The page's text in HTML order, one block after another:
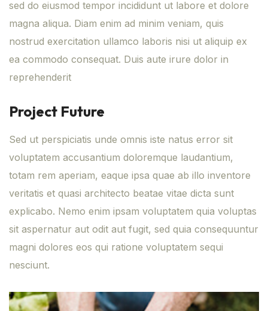
sed do eiusmod tempor incididunt ut labore et dolore
magna aliqua. Diam enim ad minim veniam, quis
nostrud exercitation ullamco laboris nisi ut aliquip ex
ea commodo consequat. Duis aute irure dolor in
reprehenderit
Project Future
Sed ut perspiciatis unde omnis iste natus error sit
voluptatem accusantium doloremque laudantium,
totam rem aperiam, eaque ipsa quae ab illo inventore
veritatis et quasi architecto beatae vitae dicta sunt
explicabo. Nemo enim ipsam voluptatem quia voluptas
sit aspernatur aut odit aut fugit, sed quia consequuntur
magni dolores eos qui ratione voluptatem sequi
nesciunt.